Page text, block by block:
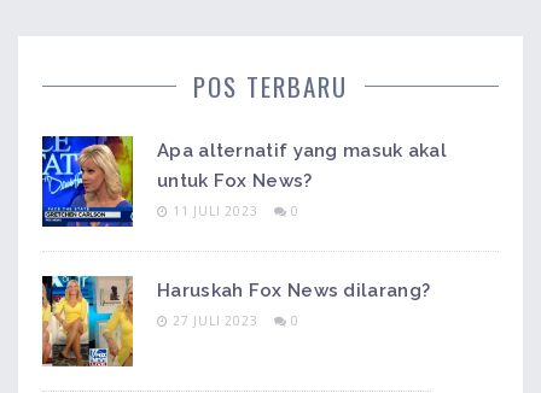
POS TERBARU
Apa alternatif yang masuk akal
untuk Fox News?
11 JULI 2023 0
Haruskah Fox News dilarang?
27 JULI 2023 0